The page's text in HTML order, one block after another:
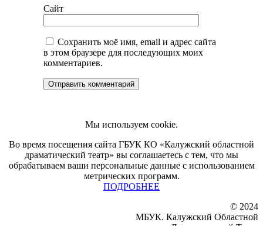
Сайт
Сохранить моё имя, email и адрес сайта
в этом браузере для последующих моих
комментариев.
Мы используем cookie.
Во время посещения сайта ГБУК КО «Калужский областной
драматический театр» вы соглашаетесь с тем, что мы
обрабатываем ваши персональные данные с использованием
метрических программ.
ПОДРОБНЕЕ
© 2024
МБУК. Калужский Областной